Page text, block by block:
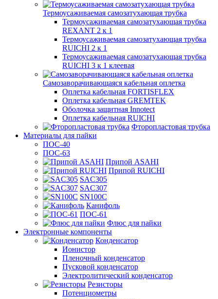
Термоусаживаемая самозатухающая трубка
Термоусаживаемая самозатухающая трубка
REXANT 2 к 1
Термоусаживаемая самозатухающая трубка
RUICHI 2 к 1
Термоусаживаемая самозатухающая трубка
RUICHI 3 к 1 клеевая
Самозаворачивающаяся кабельная оплетка
Оплетка кабельная FORTISFLEX
Оплетка кабельная GREMTEK
Оболочка защитная Innotect
Оплетка кабельная RUICHI
Фторопластовая трубка
Материалы для пайки
ПОС-40
ПОС-63
Припой ASAHI
Припой RUICHI
SAC305
SAC307
SN100C
Канифоль
ПОС-61
Флюс для пайки
Электронные компоненты
Конденсатор
Ионистор
Пленочный конденсатор
Пусковой конденсатор
Электролитический конденсатор
Резисторы
Потенциометры